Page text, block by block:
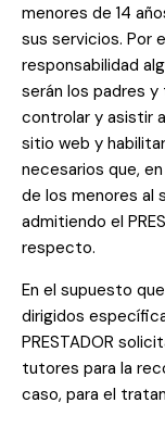
menores de 14
sus servicios. Por
responsabilidad
serán los padres
controlar y asistir
sitio web y
necesarios que,
de los menores al
admitiendo el
respecto.
En el supuesto
dirigidos
PRESTADOR
tutores para la
caso, para el